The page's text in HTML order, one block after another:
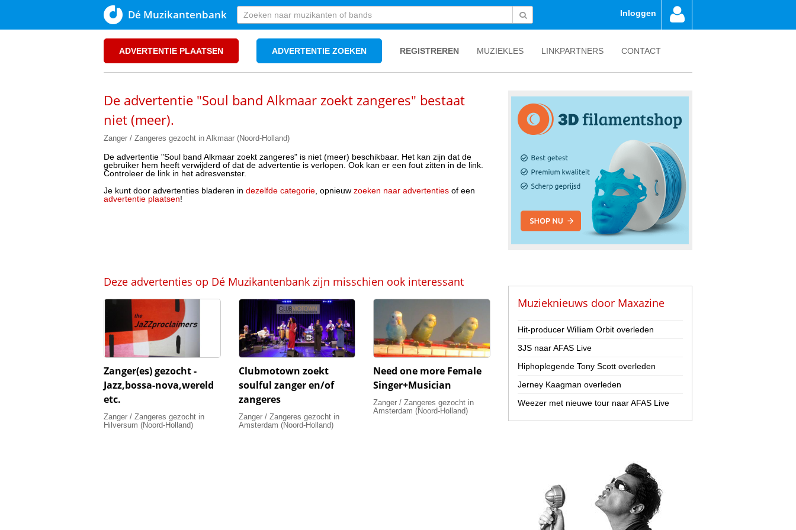
Dé Muzikantenbank Inloggen
ADVERTENTIE PLAATSEN ADVERTENTIE ZOEKEN REGISTREREN MUZIEKLES LINKPARTNERS CONTACT
De advertentie "Soul band Alkmaar zoekt zangeres" bestaat
niet (meer).
Zanger / Zangeres gezocht in Alkmaar (Noord-Holland)
De advertentie "Soul band Alkmaar zoekt zangeres" is niet (meer) beschikbaar. Het kan zijn dat de
gebruiker hem heeft verwijderd of dat de advertentie is verlopen. Ook kan er een fout zitten in de link.
Controleer de link in het adresvenster.
Je kunt door advertenties bladeren in dezelfde categorie , opnieuw zoeken naar advertenties of een
advertentie plaatsen!
Deze advertenties op Dé Muzikantenbank zijn misschien ook interessant
Zanger(es) gezocht -
Jazz,bossa-nova,wereld
etc.
Zanger / Zangeres gezocht in
Hilversum (Noord-Holland)
Clubmotown zoekt
soulful zanger en/of
zangeres
Zanger / Zangeres gezocht in
Amsterdam (Noord-Holland)
Need one more Female
Singer+Musician
Zanger / Zangeres gezocht in
Amsterdam (Noord-Holland)
Muzieknieuws door Maxazine
Hit-producer William Orbit overleden
3JS naar AFAS Live
Hiphoplegende Tony Scott overleden
Jerney Kaagman overleden
Weezer met nieuwe tour naar AFAS Live